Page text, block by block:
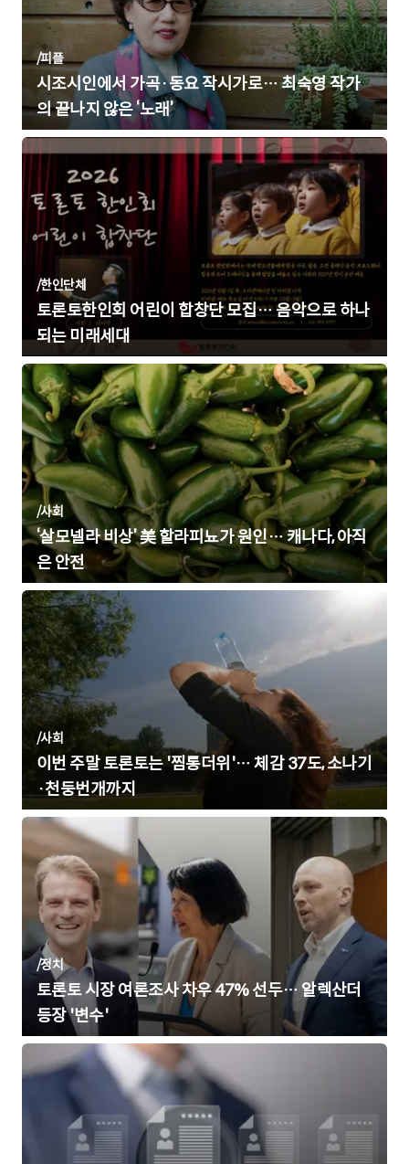
/피플
시조시인에서 가곡·동요 작시가로… 최숙영 작가
의 끝나지 않은 ‘노래’
/한인단체
토론토한인회 어린이 합창단 모집… 음악으로 하나
되는 미래세대
/사회
‘살모넬라 비상’ 美 할라피뇨가 원인… 캐나다, 아직
은 안전
/사회
이번 주말 토론토는 '찜통더위'… 체감 37도, 소나기
·천둥번개까지
/정치
토론토 시장 여론조사 차우 47% 선두… 알렉산더
등장 '변수'